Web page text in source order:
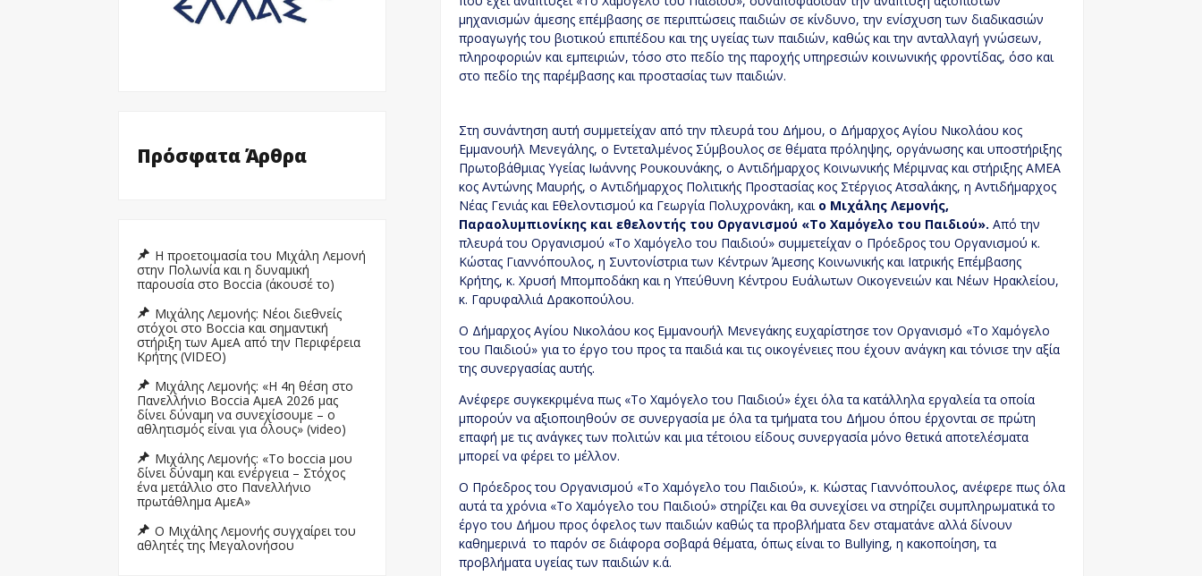
μηχανισμών άμεσης επέμβασης σε περιπτώσεις παιδιών σε κίνδυνο, την ενίσχυση των διαδικασιών
προαγωγής του βιοτικού επιπέδου και της υγείας των παιδιών, καθώς και την ανταλλαγή γνώσεων,
πληροφοριών και εμπειριών, τόσο στο πεδίο της παροχής υπηρεσιών κοινωνικής φροντίδας, όσο και
στο πεδίο της παρέμβασης και προστασίας των παιδιών.
Στη συνάντηση αυτή συμμετείχαν από την πλευρά του Δήμου, ο Δήμαρχος Αγίου Νικολάου κος
Εμμανουήλ Μενεγάλης, ο Εντεταλμένος Σύμβουλος σε θέματα πρόληψης, οργάνωσης και υποστήριξης
Πρωτοβάθμιας Υγείας Ιωάννης Ρουκουνάκης, ο Αντιδήμαρχος Κοινωνικής Μέριμνας και στήριξης ΑΜΕΑ
κος Αντώνης Μαυρής, ο Αντιδήμαρχος Πολιτικής Προστασίας κος Στέργιος Ατσαλάκης, η Αντιδήμαρχος
Νέας Γενιάς και Εθελοντισμού κα Γεωργία Πολυχρονάκη, καιο Μιχάλης Λεμονής,
Παραολυμπιονίκης και εθελοντής του Οργανισμού «Το Χαμόγελο του Παιδιού». Από την
πλευρά του Οργανισμού «Το Χαμόγελο του Παιδιού» συμμετείχαν ο Πρόεδρος του Οργανισμού κ.
Κώστας Γιαννόπουλος, η Συντονίστρια των Κέντρων Άμεσης Κοινωνικής και Ιατρικής Επέμβασης
Κρήτης, κ. Χρυσή Μπομποδάκη και η Υπεύθυνη Κέντρου Ευάλωτων Οικογενειών και Νέων Ηρακλείου,
κ. Γαρυφαλλιά Δρακοπούλου.
Ο Δήμαρχος Αγίου Νικολάου κος Εμμανουήλ Μενεγάκης ευχαρίστησε τον Οργανισμό «Το Χαμόγελο
του Παιδιού» για το έργο του προς τα παιδιά και τις οικογένειες που έχουν ανάγκη και τόνισε την αξία
της συνεργασίας αυτής.
Ανέφερε συγκεκριμένα πως «Το Χαμόγελο του Παιδιού» έχει όλα τα κατάλληλα εργαλεία τα οποία
μπορούν να αξιοποιηθούν σε συνεργασία με όλα τα τμήματα του Δήμου όπου έρχονται σε πρώτη
επαφή με τις ανάγκες των πολιτών και μια τέτοιου είδους συνεργασία μόνο θετικά αποτελέσματα
μπορεί να φέρει το μέλλον.
Ο Πρόεδρος του Οργανισμού «Το Χαμόγελο του Παιδιού», κ. Κώστας Γιαννόπουλος, ανέφερε πως όλα
αυτά τα χρόνια «Το Χαμόγελο του Παιδιού» στηρίζει και θα συνεχίσει να στηρίζει συμπληρωματικά το
έργο του Δήμου προς όφελος των παιδιών καθώς τα προβλήματα δεν σταματάνε αλλά δίνουν
καθημερινά το παρόν σε διάφορα σοβαρά θέματα, όπως είναι το Bullying, η κακοποίηση, τα
προβλήματα υγείας των παιδιών κ.ά.
Πρόσφατα Άρθρα
Η προετοιμασία του Μιχάλη Λεμονή
στην Πολωνία και η δυναμική
παρουσία στο Boccia (άκουσέ το)
Μιχάλης Λεμονής: Νέοι διεθνείς
στόχοι στο Boccia και σημαντική
στήριξη των ΑμεΑ από την Περιφέρεια
Κρήτης (VIDEO)
Μιχάλης Λεμονής: «Η 4η θέση στο
Πανελλήνιο Boccia ΑμεΑ 2026 μας
δίνει δύναμη να συνεχίσουμε – ο
αθλητισμός είναι για όλους» (video)
Μιχάλης Λεμονής: «Το boccia μου
δίνει δύναμη και ενέργεια – Στόχος
ένα μετάλλιο στο Πανελλήνιο
πρωτάθλημα ΑμεΑ»
Ο Μιχάλης Λεμονής συγχαίρει του
αθλητές της Μεγαλονήσου